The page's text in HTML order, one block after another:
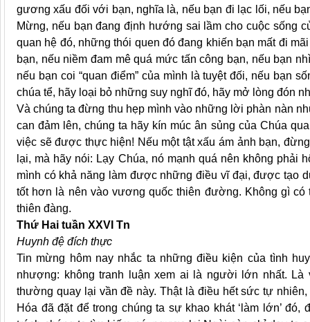
gương xấu đối với bạn, nghĩa là, nếu bạn đi lạc lối, nếu
Mừng, nếu bạn đang định hướng sai lầm cho cuộc sống
quan hệ đó, những thói quen đó đang khiến bạn mất đi
bạn, nếu niềm đam mê quá mức tấn công bạn, nếu bạn
nếu bạn coi “quan điểm” của mình là tuyệt đối, nếu bạn
chúa tể, hãy loại bỏ những suy nghĩ đó, hãy mở lòng đón
Và chúng ta đừng thu hẹp mình vào những lời phàn nàn
can đảm lên, chúng ta hãy kín múc ân sủng của Chúa
việc sẽ được thực hiện! Nếu một tật xấu ám ảnh bạn,
lại, mà hãy nói: Lạy Chúa, nó mạnh quá nên không phải
mình có khả năng làm được những điều vĩ đại, được tạo
tốt hơn là nên vào vương quốc thiên đường. Không gì
thiên đàng.
Thứ Hai tuần XXVI Tn
Huynh đệ đích thực
Tin mừng hôm nay nhắc ta những điều kiện của tình
nhượng: không tranh luận xem ai là người lớn nhất.
thường quay lại vần đề này. Thật là điều hết sức tự
Hóa đã đặt để trong chúng ta sự khao khát ‘làm lớn’